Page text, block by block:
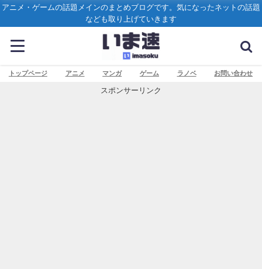
アニメ・ゲームの話題メインのまとめブログです。気になったネットの話題
なども取り上げていきます
トップページ アニメ マンガ ゲーム ラノベ お問い合わせ
スポンサーリンク